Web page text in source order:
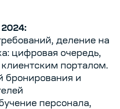
2024:
деление на
цифровая очередь,
клиентским порталом.
бронирования и
персонала,